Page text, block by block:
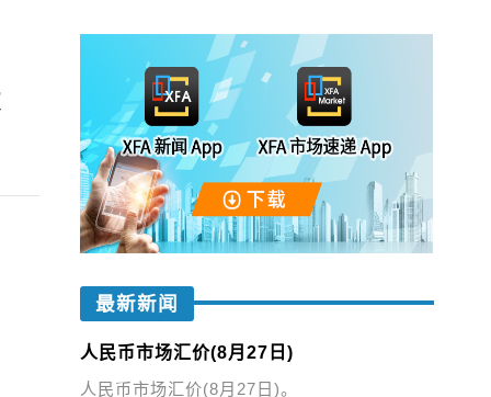
最新新闻
人民币市场汇价(8月27日)
人民币市场汇价(8月27日)。